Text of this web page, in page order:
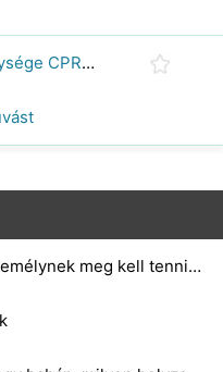
Hogyan állapítható meg, mélysége CPR szívmasszázst
Mi az első dolog, amit egy személynek meg kell tennie az újraélesztés megkezdése előtt?